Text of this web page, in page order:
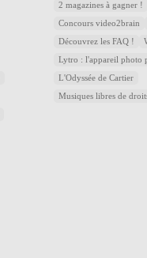
2 magazines à gagner !
Concours video2brain
Découvrez les FAQ !
Lytro : l'appareil photo
L'Odyssée de Cartier
Musiques libres de